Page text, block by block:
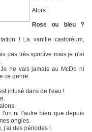
Alors :
Rose ou bleu ?
! La vanille castoréum,
pas très sportive mais je n'ai
ne vais jamais au McDo ni
ce genre.
infusé dans de l'eau !
ni l'autre bien que depuis
ongles.
j'ai des périodes !